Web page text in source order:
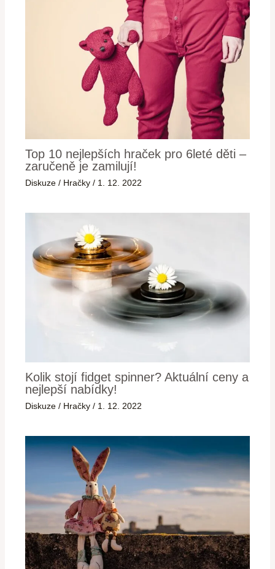
Top 10 nejlepších hraček pro 6leté děti –
zaručeně je zamilují!
Diskuze / Hračky / 1. 12. 2022
Kolik stojí fidget spinner? Aktuální ceny a
nejlepší nabídky!
Diskuze / Hračky / 1. 12. 2022